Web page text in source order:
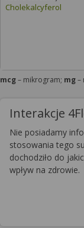
Cholekalcyferol
mcg– mikrogram; mg–
Interakcje
Nie posiadamy
stosowania tego
dochodziło do
wpływ na zdrowie.